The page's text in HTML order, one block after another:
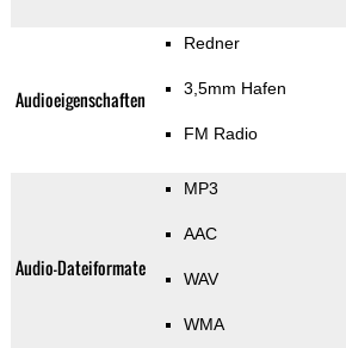
Audioeigenschaften
Redner
3,5mm Hafen
FM Radio
Audio-Dateiformate
MP3
AAC
WAV
WMA